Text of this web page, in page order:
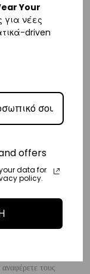
στα€25.
DHL, θα αναλάβει την
είναι στα€35
DHL
, θα αναλάβει την
3-10 εργάσιμες
τους
Your
για νέες
driven
offers
data for
policy.